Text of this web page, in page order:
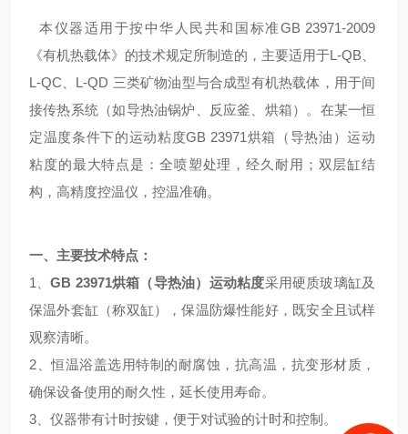
本仪器适用于按中华人民共和国标准GB 23971-2009
《有机热载体》 的技术规定所制造的，主要适用于L-QB、
L-QC、L-QD 三类矿物油型与合成型有机热载体，用于间
接传热系统（如导热油锅炉、反应釜、烘箱）
。 在某一恒
定温度条件下的运动粘度GB 23971烘箱（导热油）运动
粘度的最大特点是 ：全喷塑处理，经久耐用；双层缸结
构，高精度控温仪，控温准确。
一、 主要技术特点 ：
1、GB 23971烘箱（导热油）运动粘度采用硬质玻璃缸及
保温外套缸（称双缸），保温防爆性能好，既安全且试样
观察清晰。
2、恒温浴盖选用特制的耐腐蚀，抗高温，抗变形材质，
确保设备使用的耐久性，延长使用寿命。
3、仪器带有计时按键，便于对试验的计时和控制。